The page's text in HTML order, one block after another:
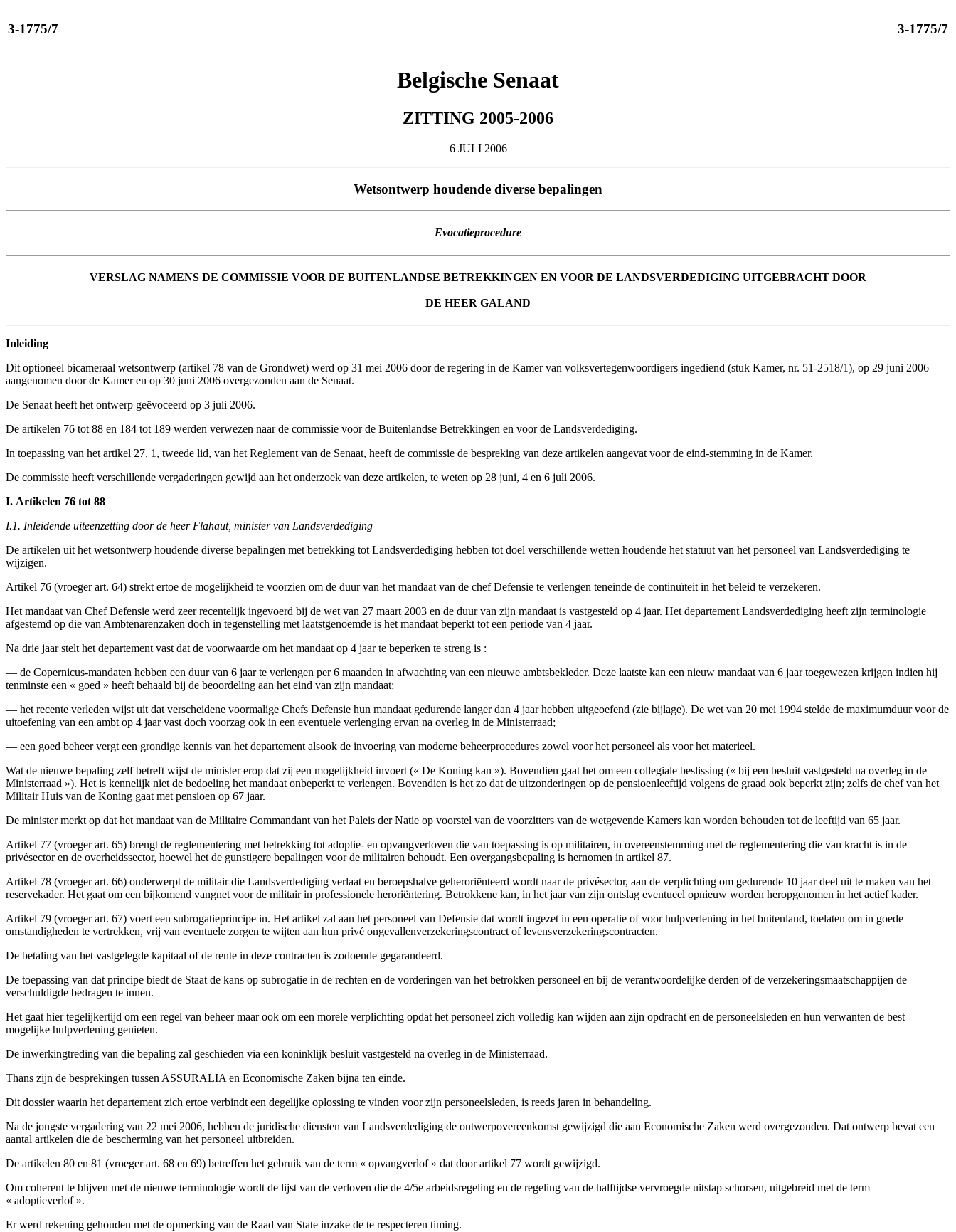
3-1775/7 3-1775/7
Belgische Senaat
ZITTING 2005-2006
6 JULI 2006
Wetsontwerp houdende diverse bepalingen
Evocatieprocedure
VERSLAG NAMENS DE COMMISSIE VOOR DE BUITENLANDSE BETREKKINGEN EN VOOR DE LANDSVERDEDIGING UITGEBRACHT DOOR
DE HEER GALAND
Inleiding
Dit optioneel bicameraal wetsontwerp (artikel 78 van de Grondwet) werd op 31 mei 2006 door de regering in de Kamer van volksvertegenwoordigers ingediend (stuk Kamer, nr. 51-2518/1), op 29 juni 2006
aangenomen door de Kamer en op 30 juni 2006 overgezonden aan de Senaat.
De Senaat heeft het ontwerp geëvoceerd op 3 juli 2006.
De artikelen 76 tot 88 en 184 tot 189 werden verwezen naar de commissie voor de Buitenlandse Betrekkingen en voor de Landsverdediging.
In toepassing van het artikel 27, 1, tweede lid, van het Reglement van de Senaat, heeft de commissie de bespreking van deze artikelen aangevat voor de eind-stemming in de Kamer.
De commissie heeft verschillende vergaderingen gewijd aan het onderzoek van deze artikelen, te weten op 28 juni, 4 en 6 juli 2006.
I. Artikelen 76 tot 88
I.1. Inleidende uiteenzetting door de heer Flahaut, minister van Landsverdediging
De artikelen uit het wetsontwerp houdende diverse bepalingen met betrekking tot Landsverdediging hebben tot doel verschillende wetten houdende het statuut van het personeel van Landsverdediging te
wijzigen.
Artikel 76 (vroeger art. 64) strekt ertoe de mogelijkheid te voorzien om de duur van het mandaat van de chef Defensie te verlengen teneinde de continuïteit in het beleid te verzekeren.
Het mandaat van Chef Defensie werd zeer recentelijk ingevoerd bij de wet van 27 maart 2003 en de duur van zijn mandaat is vastgesteld op 4 jaar. Het departement Landsverdediging heeft zijn terminologie
afgestemd op die van Ambtenarenzaken doch in tegenstelling met laatstgenoemde is het mandaat beperkt tot een periode van 4 jaar.
Na drie jaar stelt het departement vast dat de voorwaarde om het mandaat op 4 jaar te beperken te streng is :
— de Copernicus-mandaten hebben een duur van 6 jaar te verlengen per 6 maanden in afwachting van een nieuwe ambtsbekleder. Deze laatste kan een nieuw mandaat van 6 jaar toegewezen krijgen indien hij
tenminste een « goed » heeft behaald bij de beoordeling aan het eind van zijn mandaat;
— het recente verleden wijst uit dat verscheidene voormalige Chefs Defensie hun mandaat gedurende langer dan 4 jaar hebben uitgeoefend (zie bijlage). De wet van 20 mei 1994 stelde de maximumduur voor de
uitoefening van een ambt op 4 jaar vast doch voorzag ook in een eventuele verlenging ervan na overleg in de Ministerraad;
— een goed beheer vergt een grondige kennis van het departement alsook de invoering van moderne beheerprocedures zowel voor het personeel als voor het materieel.
Wat de nieuwe bepaling zelf betreft wijst de minister erop dat zij een mogelijkheid invoert (« De Koning kan »). Bovendien gaat het om een collegiale beslissing (« bij een besluit vastgesteld na overleg in de
Ministerraad »). Het is kennelijk niet de bedoeling het mandaat onbeperkt te verlengen. Bovendien is het zo dat de uitzonderingen op de pensioenleeftijd volgens de graad ook beperkt zijn; zelfs de chef van het
Militair Huis van de Koning gaat met pensioen op 67 jaar.
De minister merkt op dat het mandaat van de Militaire Commandant van het Paleis der Natie op voorstel van de voorzitters van de wetgevende Kamers kan worden behouden tot de leeftijd van 65 jaar.
Artikel 77 (vroeger art. 65) brengt de reglementering met betrekking tot adoptie- en opvangverloven die van toepassing is op militairen, in overeenstemming met de reglementering die van kracht is in de
privésector en de overheidssector, hoewel het de gunstigere bepalingen voor de militairen behoudt. Een overgangsbepaling is hernomen in artikel 87.
Artikel 78 (vroeger art. 66) onderwerpt de militair die Landsverdediging verlaat en beroepshalve geheroriënteerd wordt naar de privésector, aan de verplichting om gedurende 10 jaar deel uit te maken van het
reservekader. Het gaat om een bijkomend vangnet voor de militair in professionele heroriëntering. Betrokkene kan, in het jaar van zijn ontslag eventueel opnieuw worden heropgenomen in het actief kader.
Artikel 79 (vroeger art. 67) voert een subrogatieprincipe in. Het artikel zal aan het personeel van Defensie dat wordt ingezet in een operatie of voor hulpverlening in het buitenland, toelaten om in goede
omstandigheden te vertrekken, vrij van eventuele zorgen te wijten aan hun privé ongevallenverzekeringscontract of levensverzekeringscontracten.
De betaling van het vastgelegde kapitaal of de rente in deze contracten is zodoende gegarandeerd.
De toepassing van dat principe biedt de Staat de kans op subrogatie in de rechten en de vorderingen van het betrokken personeel en bij de verantwoordelijke derden of de verzekeringsmaatschappijen de
verschuldigde bedragen te innen.
Het gaat hier tegelijkertijd om een regel van beheer maar ook om een morele verplichting opdat het personeel zich volledig kan wijden aan zijn opdracht en de personeelsleden en hun verwanten de best
mogelijke hulpverlening genieten.
De inwerkingtreding van die bepaling zal geschieden via een koninklijk besluit vastgesteld na overleg in de Ministerraad.
Thans zijn de besprekingen tussen ASSURALIA en Economische Zaken bijna ten einde.
Dit dossier waarin het departement zich ertoe verbindt een degelijke oplossing te vinden voor zijn personeelsleden, is reeds jaren in behandeling.
Na de jongste vergadering van 22 mei 2006, hebben de juridische diensten van Landsverdediging de ontwerpovereenkomst gewijzigd die aan Economische Zaken werd overgezonden. Dat ontwerp bevat een
aantal artikelen die de bescherming van het personeel uitbreiden.
De artikelen 80 en 81 (vroeger art. 68 en 69) betreffen het gebruik van de term « opvangverlof » dat door artikel 77 wordt gewijzigd.
Om coherent te blijven met de nieuwe terminologie wordt de lijst van de verloven die de 4/5e arbeidsregeling en de regeling van de halftijdse vervroegde uitstap schorsen, uitgebreid met de term
« adoptieverlof ».
Er werd rekening gehouden met de opmerking van de Raad van State inzake de te respecteren timing.